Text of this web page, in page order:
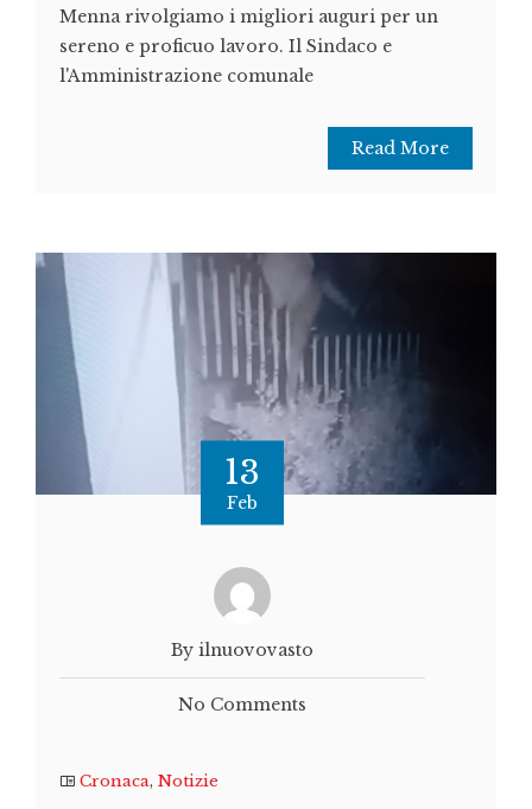
Menna rivolgiamo i migliori auguri per un
sereno e proficuo lavoro. Il Sindaco e
l'Amministrazione comunale
Read More
13
Feb
By ilnuovovasto
No Comments
Cronaca, Notizie